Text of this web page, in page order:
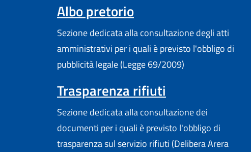
Albo pretorio
Sezione dedicata alla consultazione degli atti
amministrativi per i quali è previsto l'obbligo di
pubblicità legale (Legge 69/2009)
Trasparenza rifiuti
Sezione dedicata alla consultazione dei
documenti per i quali è previsto l'obbligo di
trasparenza sul servizio rifiuti (Delibera Arera